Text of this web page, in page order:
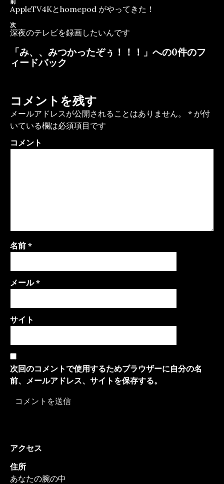
アクセス
住所
あなたの腕の中
リ
ー
投
稿
ナ
ビ
ゲ
ー
ョ
ン
の
投
稿
AppleTV4Kとhomepod がやってきた！
次
の
稿
次
深夜のテレビを録画したいんです
「み、、みつかったぞぅ！！！」への0件のフ
ィードバック
コメントを残す
メールアドレスが公開されることはありません。 * が付
いている欄は必須項目です
コメント
名前 *
メール*
サイト
次回のコメントで使用するためブラウザーに自分の名
前、メールアドレス、サイトを保存する。